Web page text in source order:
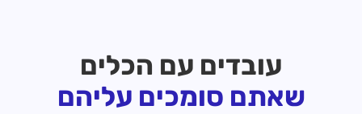
עובדים עם הכלים
שאתם סומכים עליהם